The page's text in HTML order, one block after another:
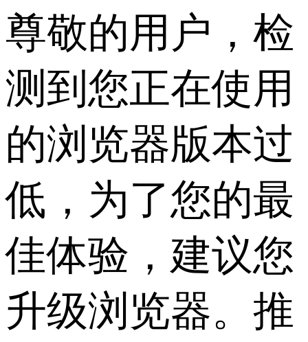
尊敬的用户，检
测到您正在使用
的浏览器版本过
低，为了您的最
佳体验，建议您
升级浏览器。推